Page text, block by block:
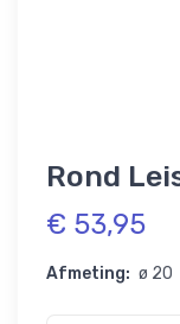
Rond
€ 53,95
Afmeting: ø 20